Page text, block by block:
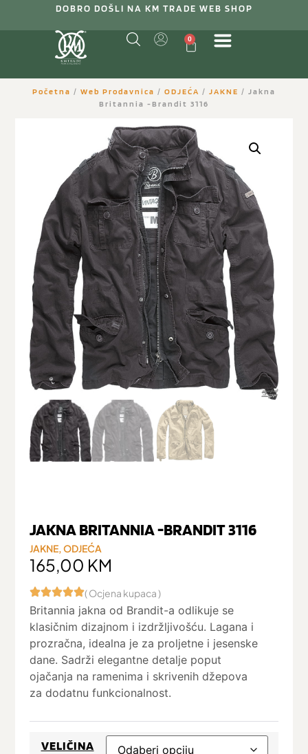
DOBRO DOŠLI NA KM TRADE WEB SHOP
0
Početna / Web Prodavnica / ODJEĆA / JAKNE / Jakna
Britannia -Brandit 3116
JAKNA BRITANNIA -BRANDIT 3116
JAKNE,ODJEĆA
165,00 KM
( Ocjena kupaca )
Britannia jakna od Brandit-a odlikuje se
klasičnim dizajnom i izdržljivošću. Lagana i
prozračna, idealna je za proljetne i jesenske
dane. Sadrži elegantne detalje poput
ojačanja na ramenima i skrivenih džepova
za dodatnu funkcionalnost.
VELIČINA